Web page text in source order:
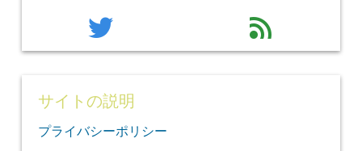
twitter feed
サイトの説明
プライバシーポリシー